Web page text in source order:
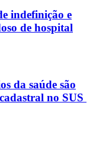
indefinição e
de hospital
da saúde são
no SUS